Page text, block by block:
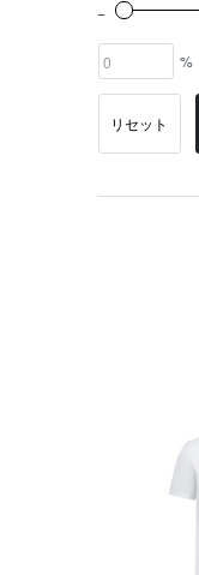
%
リセット